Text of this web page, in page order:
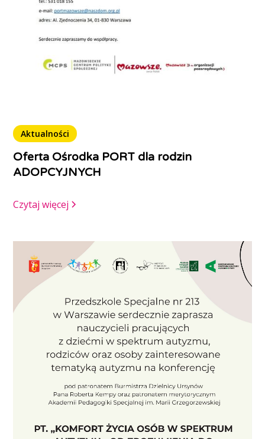
Aktualności
Oferta Ośrodka PORT dla rodzin
ADOPCYJNYCH
Czytaj więcej